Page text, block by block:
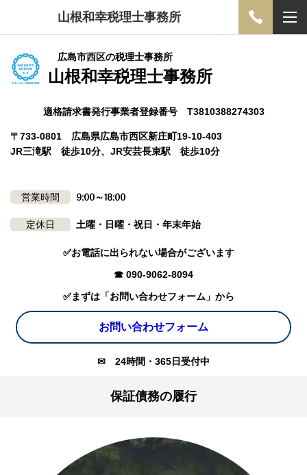
山根和幸税理士事務所
広島市西区の税理士事務所
山根和幸税理士事務所
適格請求書発行事業者登録番号 T3810388274303
〒733-0801 広島県広島市西区新庄町19-10-403
JR三滝駅 徒歩10分、JR安芸長束駅 徒歩10分
営業時間 9:00～18:00
定休日 土曜・日曜・祝日・年末年始
✅お電話に出られない場合がございます
☎ 090-9062-8094
✅まずは「お問い合わせフォーム」から
お問い合わせフォーム
✉ 24時間・365日受付中
保証債務の履行